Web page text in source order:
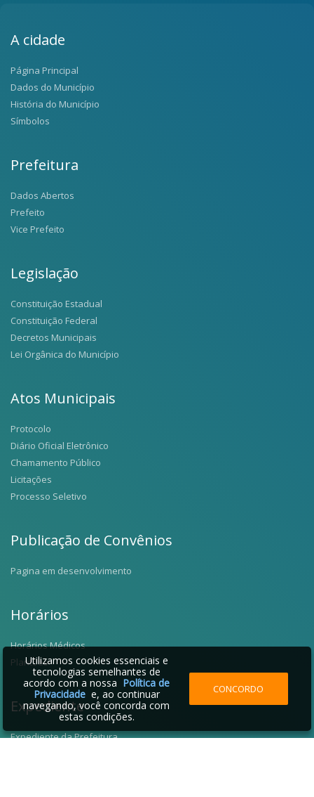
A cidade
Página Principal
Dados do Município
História do Município
Símbolos
Prefeitura
Dados Abertos
Prefeito
Vice Prefeito
Legislação
Constituição Estadual
Constituição Federal
Decretos Municipais
Lei Orgânica do Município
Atos Municipais
Protocolo
Diário Oficial Eletrônico
Chamamento Público
Licitações
Processo Seletivo
Publicação de Convênios
Pagina em desenvolvimento
Horários
Horários Médicos
Plantões
Expediente
Expediente da Prefeitura
Utilizamos cookies essenciais e
tecnologias semelhantes de
acordo com a nossa Política de
Privacidadee, ao continuar
navegando, você concorda com
estas condições.
CONCORDO